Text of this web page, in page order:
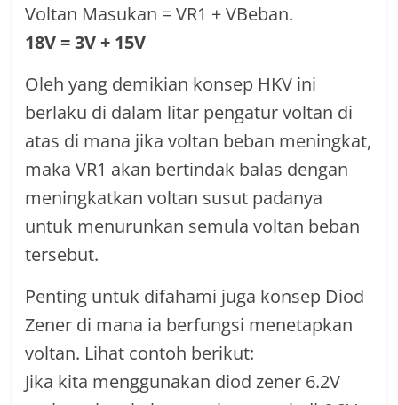
Voltan Masukan = VR1 + VBeban.
18V = 3V + 15V
Oleh yang demikian konsep HKV ini
berlaku di dalam litar pengatur voltan di
atas di mana jika voltan beban meningkat,
maka VR1 akan bertindak balas dengan
meningkatkan voltan susut padanya
untuk menurunkan semula voltan beban
tersebut.
Penting untuk difahami juga konsep Diod
Zener di mana ia berfungsi menetapkan
voltan. Lihat contoh berikut:
Jika kita menggunakan diod zener 6.2V